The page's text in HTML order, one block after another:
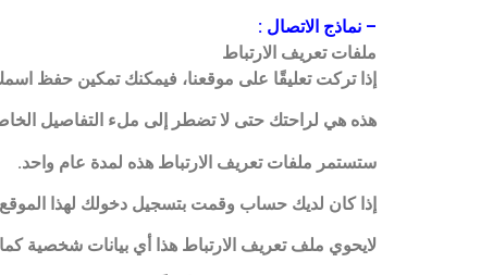
– نماذج الاتصال :
ملفات تعريف الارتباط
إذا تركت تعليقًا على موقعنا، فيمكنك تمكين حفظ
هذه هي لراحتك حتى لا تضطر إلى ملء التفاصيل
ستستمر ملفات تعريف الارتباط هذه لمدة عام واحد.
إذا كان لديك حساب وقمت بتسجيل دخولك لهذا
لايحوي ملف تعريف الارتباط هذا أي بيانات شخصية